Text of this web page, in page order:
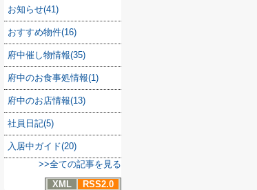
お知らせ(41)
おすすめ物件(16)
府中催し物情報(35)
府中のお食事処情報(1)
府中のお店情報(13)
社員日記(5)
入居中ガイド(20)
>>全ての記事を見る
XML
RSS2.0